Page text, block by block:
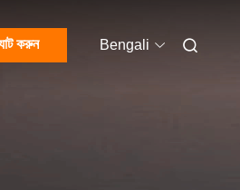
করুন Bengali